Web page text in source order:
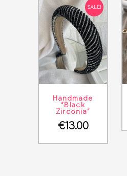
SALE!
ΛΕΠΤΟΜΈΡΕΙΕΣΣΤΟ ΚΑΛΆΘΙ
Handmade
“Black
Zirconia”
€13.00